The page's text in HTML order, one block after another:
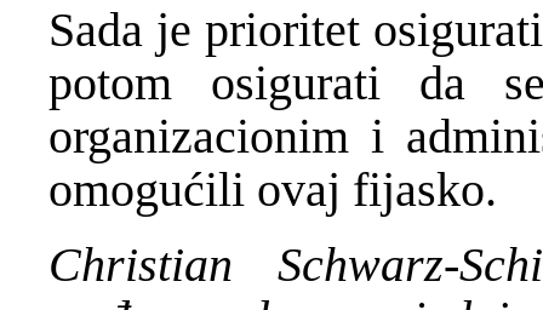
Sada je prioritet
potom osigurati da
organizacionim i
omogućili ovaj fijasko.
Christian Schwarz-